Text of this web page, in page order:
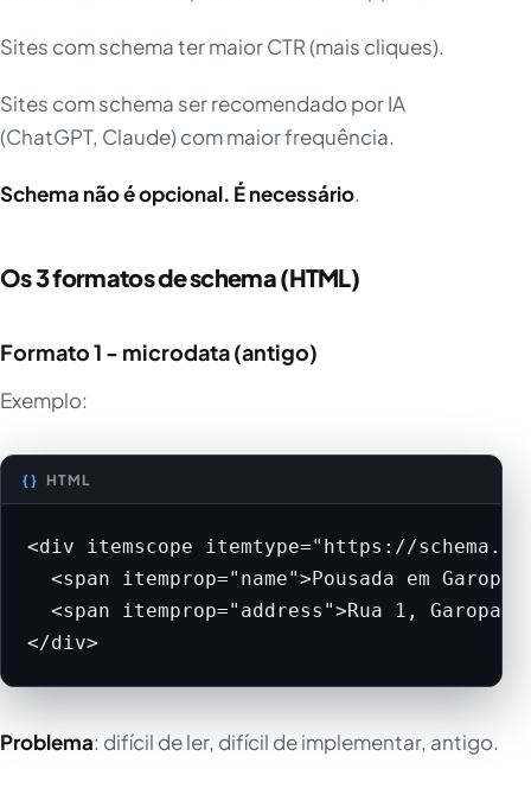
Sites com schema ter maior CTR (mais cliques).
Sites com schema ser recomendado por IA
(ChatGPT, Claude) com maior frequência.
Schema não é opcional. É necessário.
Os 3 formatos de schema (HTML)
Formato 1 - microdata (antigo)
Exemplo:
HTML
<div itemscope itemtype="https://
<span itemprop="name">Pousada em
<span itemprop="address">Rua 1,
</div>
Problema: difícil de ler, difícil de implementar, antigo.